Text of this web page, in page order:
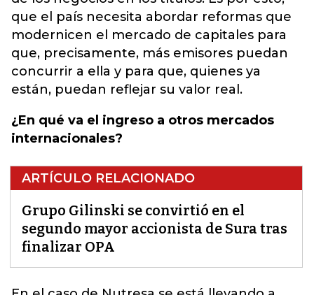
que el país necesita abordar reformas que
modernicen el mercado de capitales para
que, precisamente, más emisores puedan
concurrir a ella y para que, quienes ya
están, puedan reflejar su valor real.
¿En qué va el ingreso a otros mercados
internacionales?
ARTÍCULO RELACIONADO
Grupo Gilinski se convirtió en el
segundo mayor accionista de Sura tras
finalizar OPA